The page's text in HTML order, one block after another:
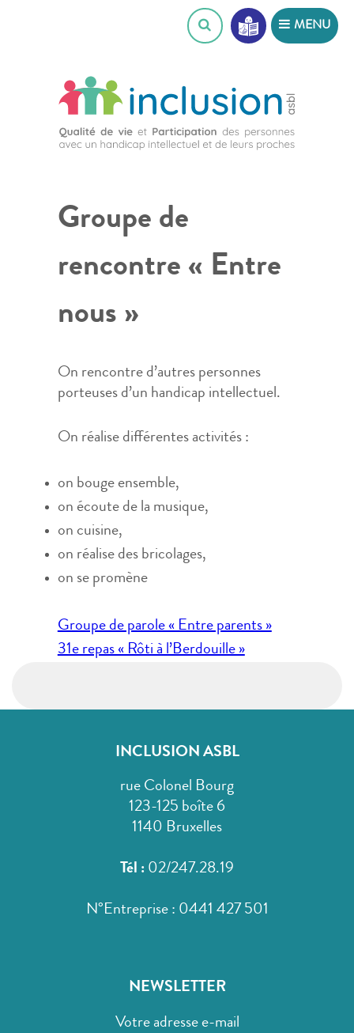
MENU
Groupe de
rencontre « Entre
nous »
On rencontre d’autres personnes
porteuses d’un handicap intellectuel.
On réalise différentes activités :
on bouge ensemble,
on écoute de la musique,
on cuisine,
on réalise des bricolages,
on se promène
Navigation
de
Groupe de parole « Entre parents »
31e repas « Rôti à l’Berdouille »
INCLUSION ASBL
rue Colonel Bourg
123-125 boîte 6
1140 Bruxelles
Tél : 02/247.28.19
N°Entreprise : 0441 427 501
NEWSLETTER
Votre adresse e-mail